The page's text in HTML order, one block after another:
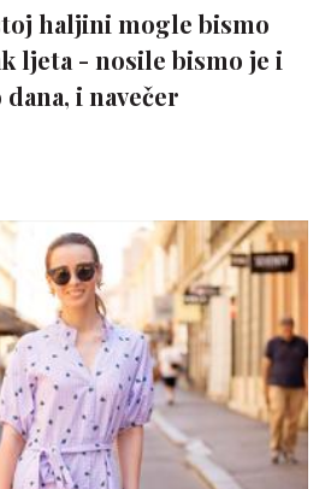
haljini mogle bismo
ljeta - nosile bismo je i
i navečer